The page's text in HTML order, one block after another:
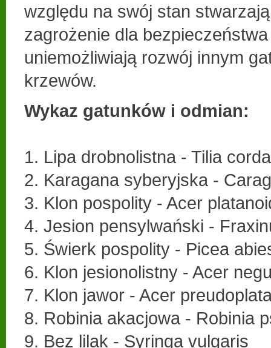
względu na swój stan
zagrożenie dla
uniemożliwiają rozwój innym
krzewów.
Wykaz gatunków i odmian:
1. Lipa drobnolistna - Tilia
2. Karagana syberyjska -
3. Klon pospolity - Acer
4. Jesion pensylwański -
5. Świerk pospolity - Picea
6. Klon jesionolistny - Acer
7. Klon jawor - Acer
8. Robinia akacjowa - Robinia
9. Bez lilak - Syringa vulgaris